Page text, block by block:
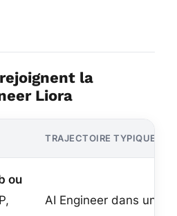
la
Liora
TRAJECTOIRE TYPIQUE
ou
AI Engineer dans une